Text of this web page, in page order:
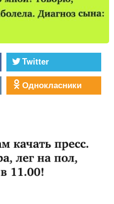
Twitter
Однокласники